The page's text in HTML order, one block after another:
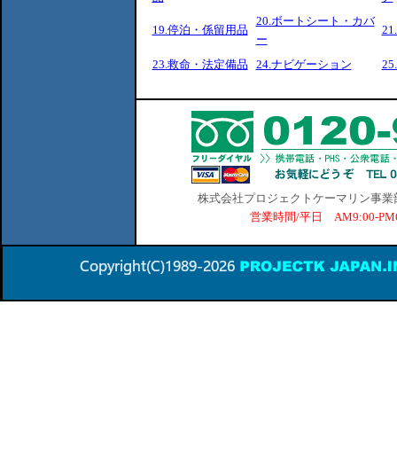
19.停泊・係留用品
20.ボートシート・カバ
ー
23.救命・法定備品 24.ナビゲーション
株式会社プロジェクトケーマリン事
営業時間/平日 AM9:00-